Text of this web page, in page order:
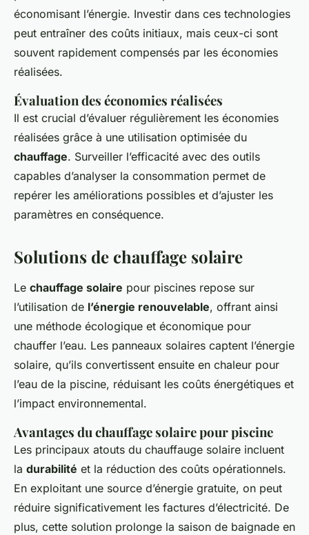
économisant l’énergie. Investir dans ces technologies
peut entraîner des coûts initiaux, mais ceux-ci sont
souvent rapidement compensés par les économies
réalisées.
Évaluation des économies réalisées
Il est crucial d’évaluer régulièrement les économies
réalisées grâce à une utilisation optimisée du
chauffage. Surveiller l’efficacité avec des outils
capables d’analyser la consommation permet de
repérer les améliorations possibles et d’ajuster les
paramètres en conséquence.
Solutions de chauffage solaire
Le chauffage solaire pour piscines repose sur
l’utilisation de l’énergie renouvelable, offrant ainsi
une méthode écologique et économique pour
chauffer l’eau. Les panneaux solaires captent l’énergie
solaire, qu’ils convertissent ensuite en chaleur pour
l’eau de la piscine, réduisant les coûts énergétiques et
l’impact environnemental.
Avantages du chauffage solaire pour piscine
Les principaux atouts du chauffauge solaire incluent
la durabilité et la réduction des coûts opérationnels.
En exploitant une source d’énergie gratuite, on peut
réduire significativement les factures d’électricité. De
plus, cette solution prolonge la saison de baignade en